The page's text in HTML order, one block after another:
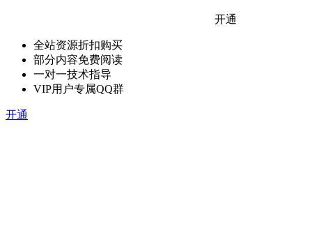
开通
全站资源折扣购买
部分内容免费阅读
一对一技术指导
VIP用户专属QQ群
开通